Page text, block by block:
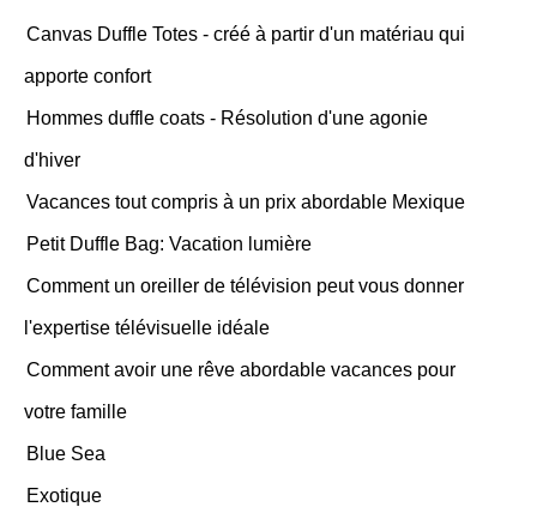
Canvas Duffle Totes - créé à partir d'un matériau qui
apporte confort
Hommes duffle coats - Résolution d'une agonie
d'hiver
Vacances tout compris à un prix abordable Mexique
Petit Duffle Bag: Vacation lumière
Comment un oreiller de télévision peut vous donner
l'expertise télévisuelle idéale
Comment avoir une rêve abordable vacances pour
votre famille
Blue Sea
Exotique